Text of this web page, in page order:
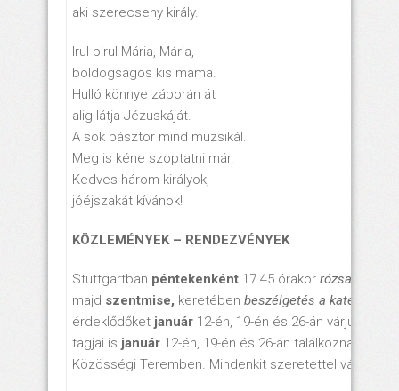
aki szerecseny király.
Irul-pirul Mária, Mária,
boldogságos kis mama.
Hulló könnye záporán át
alig látja Jézuskáját.
A sok pásztor mind muzsikál.
Meg is kéne szoptatni már.
Kedves három királyok,
jóéjszakát kívánok!
KÖZLEMÉNYEK – RENDEZVÉNYEK
Stuttgartban péntekenként 17.45 órakor rózsafüzér-
majd szentmise, keretében beszélgetés a
érdeklődőket január12-én, 19-én és 26-án várjuk. A
tagjai is január12-én, 19-én és 26-án találkoznak,
Közösségi Teremben. Mindenkit szeretettel várnak!